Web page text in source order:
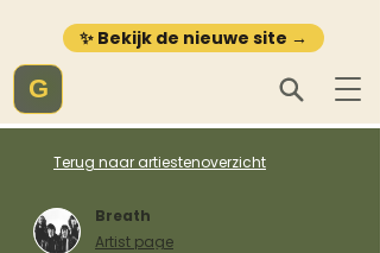
✨ Bekijk de nieuwe site →
G
Terug naar artiestenoverzicht
Breath
Artist page